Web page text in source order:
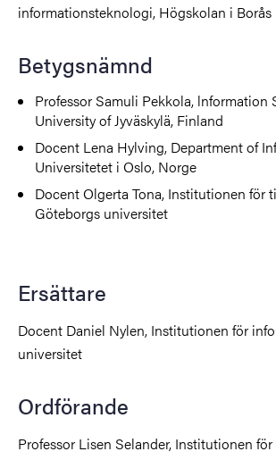
informationsteknologi, Högskolan i Borås
Betygsnämnd
Professor Samuli Pekkola, lnformation
University of Jyväskylä, Finland
Docent Lena Hylving, Department of
Universitetet i Oslo, Norge
Docent Olgerta Tona, Institutionen för
Göteborgs universitet
Ersättare
Docent Daniel Nylen, Institutionen för
universitet
Ordförande
Professor Lisen Selander, Institutionen